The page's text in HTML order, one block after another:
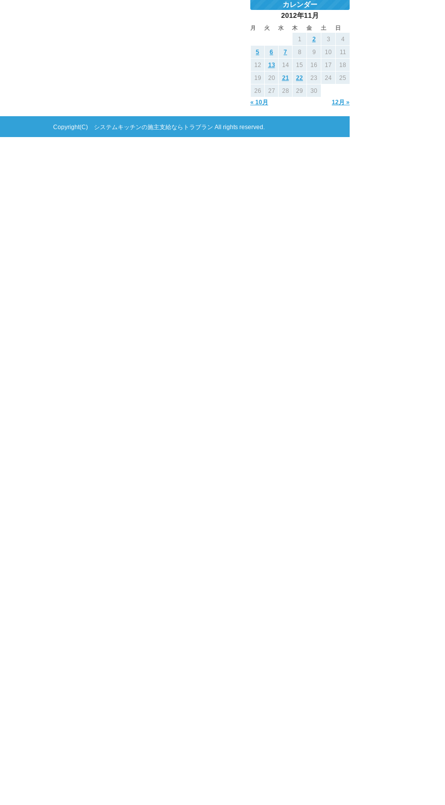
カレンダー
2012年11月
月 火 水 木 金 土 日
« 10月 12月 »
1 2 3
4
5
6 7 8 9 10
11
12
13 14 15 16 17
18
19
20 21 22 23 24
25
26
27 28 29 30
Copyright(C) システムキッチンの施主支給ならトラブラン All rights reserved.